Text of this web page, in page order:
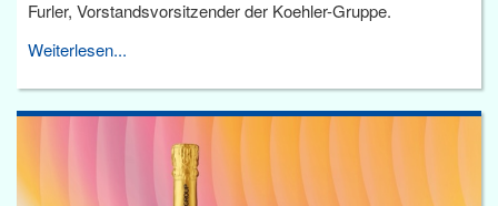
Furler, Vorstandsvorsitzender der Koehler-Gruppe.
Weiterlesen...